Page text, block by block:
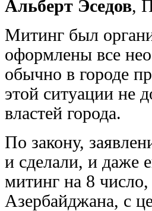
Альберт Эседов,
Митинг был
оформлены все
обычно в городе
этой ситуации не
властей города.
По закону,
и сделали, и даже
митинг на 8
Азербайджана, с